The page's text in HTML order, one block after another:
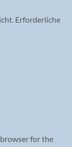
Erforderliche
browser for the